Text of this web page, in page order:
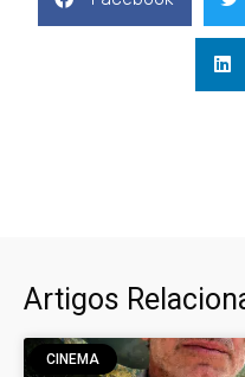
Artigos
CINEMA